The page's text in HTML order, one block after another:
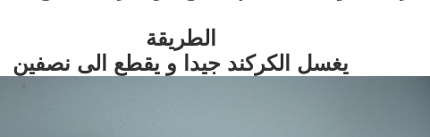
الطريقة
يغسل الكركند جيدا و يقطع الى نصفين